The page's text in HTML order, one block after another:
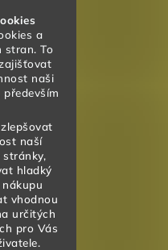
a
stran. To
naši
naší
stránky,
hladký
vhodnou
určitých
pro Vás